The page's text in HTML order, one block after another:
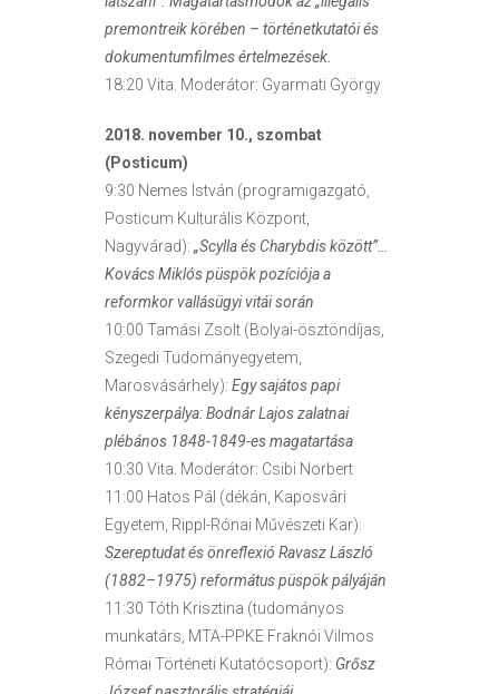
premontreik körében – történetkutatói és
dokumentumfilmes értelmezések.
18:20 Vita. Moderátor: Gyarmati György
2018. november 10., szombat
(Posticum)
9:30 Nemes István (programigazgató,
Posticum Kulturális Központ,
Nagyvárad): „Scylla és Charybdis között”…
Kovács Miklós püspök pozíciója a
reformkor vallásügyi vitái során
10:00 Tamási Zsolt (Bolyai-ösztöndíjas,
Szegedi Tudományegyetem,
Marosvásárhely): Egy sajátos papi
kényszerpálya: Bodnár Lajos zalatnai
plébános 1848-1849-es magatartása
10:30 Vita. Moderátor: Csibi Norbert
11:00 Hatos Pál (dékán, Kaposvári
Egyetem, Rippl-Rónai Művészeti Kar):
Szereptudat és önreflexió Ravasz László
(1882–1975) református püspök pályáján
11:30 Tóth Krisztina (tudományos
munkatárs, MTA-PPKE Fraknói Vilmos
Római Történeti Kutatócsoport): Grősz